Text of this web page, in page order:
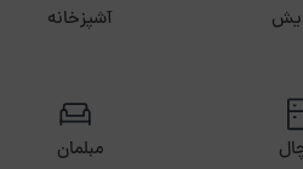
چنددقیقه است؟50دقیقه
یا خارج شهرچند دقیقه است؟10دقیقه
یا راه آهن چنددقیقه است ؟12دقیقه
آشپزخانه
مبلمان